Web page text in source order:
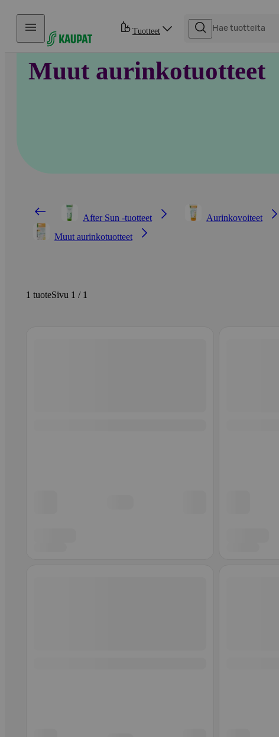
Hyppää sisältöön
Tuotteet
Muut aurinkotuotteet
After Sun -tuotteet Aurinkovoiteet
Muut aurinkotuotteet
1 tuoteSivu 1 / 1